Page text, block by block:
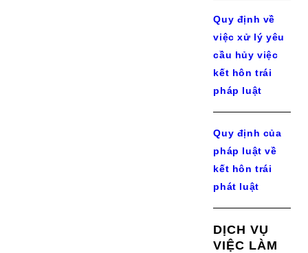
Quy định về
việc xử lý yêu
cầu hủy việc
kết hôn trái
pháp luật
Quy định của
pháp luật về
kết hôn trái
phát luật
DỊCH VỤ
VIỆC LÀM